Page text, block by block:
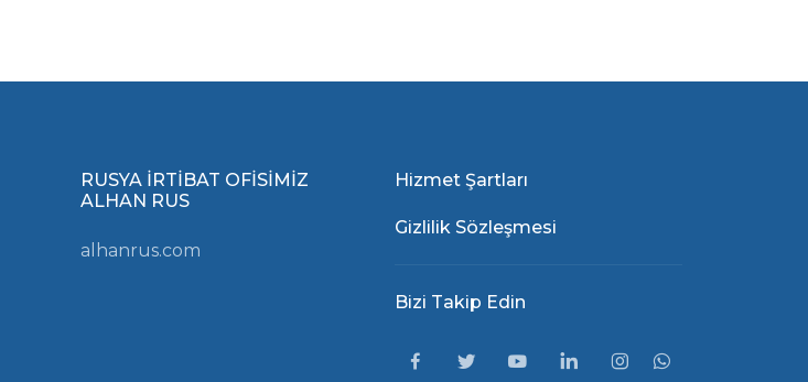
RUSYA İRTİBAT OFİSİMİZ
ALHAN RUS
alhanrus.com
Hizmet Şartları
Gizlilik Sözleşmesi
Bizi Takip Edin